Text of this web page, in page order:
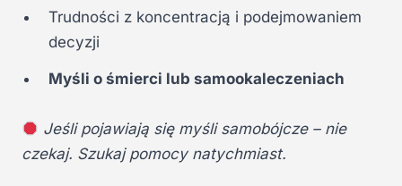
Trudności z koncentracją i podejmowaniem
decyzji
Myśli o śmierci lub samookaleczeniach
Jeśli pojawiają się myśli samobójcze – nie
czekaj. Szukaj pomocy natychmiast.